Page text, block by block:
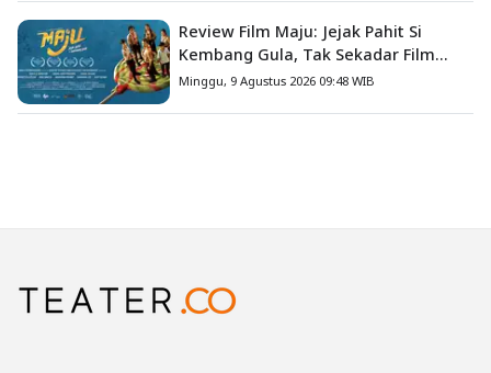
Review Film Maju: Jejak Pahit Si
Kembang Gula, Tak Sekadar Film
Petualangan Anak
Minggu, 9 Agustus 2026 09:48 WIB